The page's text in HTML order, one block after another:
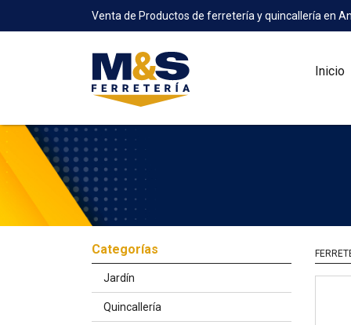
Venta de Productos de ferretería y quincallería en
Inicio
Categorías
Jardín
Quincallería